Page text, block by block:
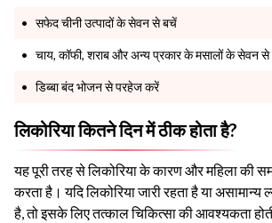
सफेद चीनी उत्पादों के सेवन से बचें
चाय, कॉफी, शराब और अन्य प्रकार के मसालों के सेवन
डिब्बा बंद भोजन से परहेज करें
लिकोरिया कितने दिन में ठीक होता है?
यह पूरी तरह से लिकोरिया के कारण और महिला की
करता है। यदि लिकोरिया जारी रहता है या असामान्य
है, तो इसके लिए तत्काल चिकित्सा की आवश्यकता